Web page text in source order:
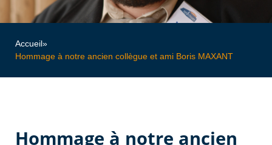
Accueil»
Hommage à notre ancien collègue et ami Boris MAXANT
Hommage à notre ancien